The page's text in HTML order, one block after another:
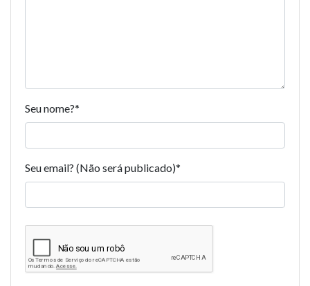
Seu nome?*
Seu email? (Não será publicado)*